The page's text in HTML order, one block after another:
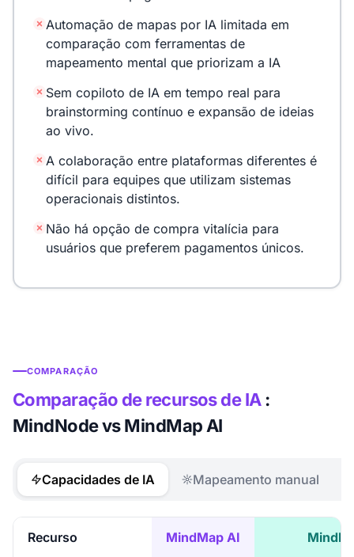
Automação de mapas por IA limitada em
comparação com ferramentas de
mapeamento mental que priorizam a IA
Sem copiloto de IA em tempo real para
brainstorming contínuo e expansão de ideias
ao vivo.
A colaboração entre plataformas diferentes é
difícil para equipes que utilizam sistemas
operacionais distintos.
Não há opção de compra vitalícia para
usuários que preferem pagamentos únicos.
COMPARAÇÃO
Comparação de recursos de IA:
MindNode vs MindMap AI
Capacidades de IA Mapeamento manual
Recurso MindMap AI